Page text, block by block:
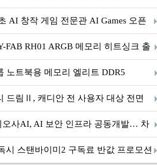
AI 창작 게임 전문관 AI Games 오픈
FAB RH01 ARGB 메모리 히트싱크 출
노트북용 메모리 엘리트 DDR5
드림Ⅱ, 캐디안 전 사용자 대상 전면
오사AI, AI 보안 인프라 공동개발… 차
시 스탠바이미2 구독료 반값 프로모션